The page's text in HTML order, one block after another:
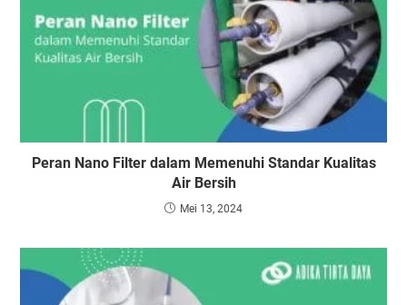
Peran Nano Filter dalam Memenuhi Standar Kualitas
Air Bersih
Mei 13, 2024